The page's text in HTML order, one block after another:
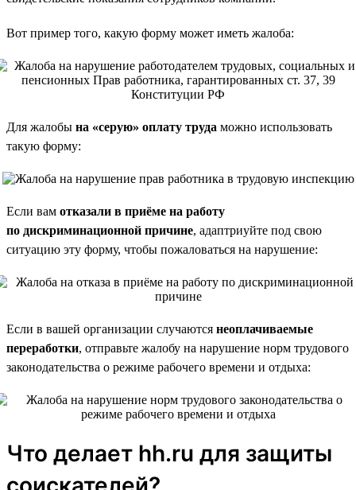
Вот пример того, какую форму может иметь жалоба:
Для жалобы на «серую» оплату труда можно использовать
такую форму:
Если вам отказали в приёме на работу
по дискриминационной причине, адаптриуйте под свою
ситуацию эту форму, чтобы пожаловаться на нарушение:
Если в вашей организации случаются неоплачиваемые
переработки, отправьте жалобу на нарушение норм трудового
законодательства о режиме рабочего времени и отдыха:
Что делает hh.ru для защиты